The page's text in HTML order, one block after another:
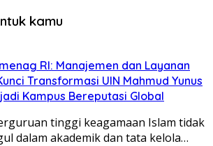
kamu
RI: Manajemen dan Layanan
Transformasi UIN Mahmud Yunus
Kampus Bereputasi Global
tinggi keagamaan Islam tidak
dalam akademik dan tata kelola…